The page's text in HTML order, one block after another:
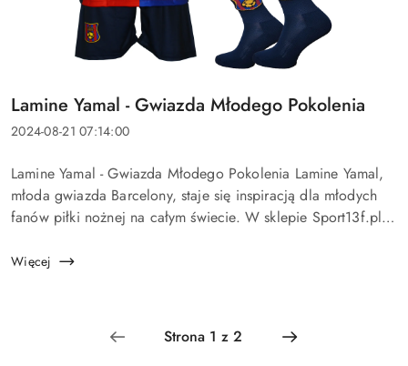
Tytuł
artykułu:
Lamine Yamal - Gwiazda Młodego Pokolenia
Data
2024-08-21 07:14:00
Treść
artykułu:
Lamine Yamal - Gwiazda Młodego Pokolenia Lamine Yamal,
młoda gwiazda Barcelony, staje się inspiracją dla młodych
fanów piłki nożnej na całym świecie. W sklepie Sport13f.pl
Więcej